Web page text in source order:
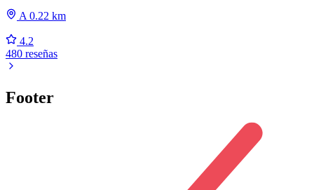
A 0.22 km
4.2
480 reseñas
Footer